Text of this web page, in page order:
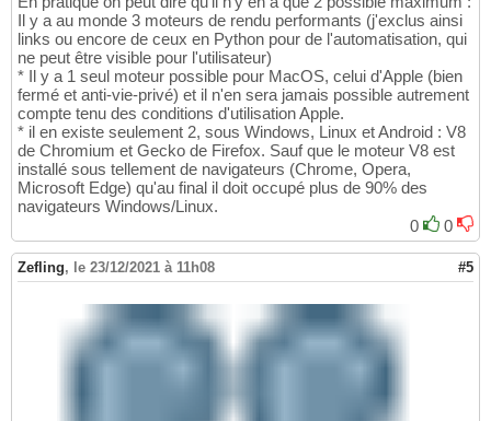
Il y a au monde 3 moteurs de rendu performants (j'exclus ainsi
links ou encore de ceux en Python pour de l'automatisation, qui
ne peut être visible pour l'utilisateur)
* Il y a 1 seul moteur possible pour MacOS, celui d'Apple (bien
fermé et anti-vie-privé) et il n'en sera jamais possible autrement
compte tenu des conditions d'utilisation Apple.
* il en existe seulement 2, sous Windows, Linux et Android : V8
de Chromium et Gecko de Firefox. Sauf que le moteur V8 est
installé sous tellement de navigateurs (Chrome, Opera,
Microsoft Edge) qu'au final il doit occupé plus de 90% des
navigateurs Windows/Linux.
0
0
Zefling, le 23/12/2021 à 11h08 #5